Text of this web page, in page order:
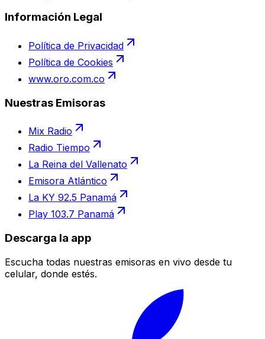
Información Legal
Política de Privacidad
Política de Cookies
www.oro.com.co
Nuestras Emisoras
Mix Radio
Radio Tiempo
La Reina del Vallenato
Emisora Atlántico
La KY 92.5 Panamá
Play 103.7 Panamá
Descarga la app
Escucha todas nuestras emisoras en vivo desde tu
celular, donde estés.